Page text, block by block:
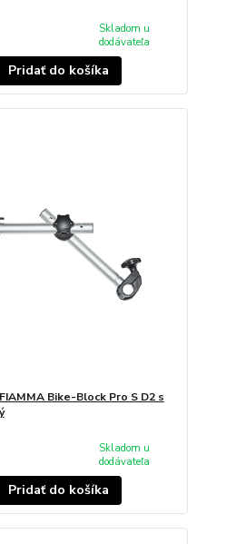
Skladom u
dodávateľa
Pridať do košíka
Bike-Block Pro S D2 s
Skladom u
dodávateľa
Pridať do košíka